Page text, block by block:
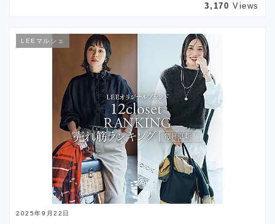
3,170 Views
2025年9月22日
LEEマルシェ